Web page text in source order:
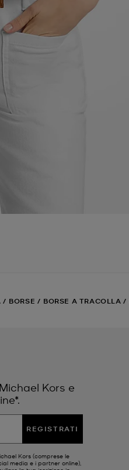
/ BORSE / BORSE A TRACOLLA /
Kors e
REGISTRATI
Kors (comprese le
media e i partner online),